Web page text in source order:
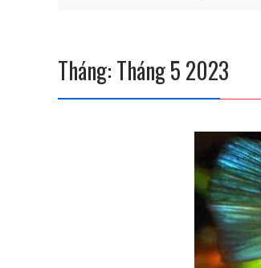
Tháng:Tháng 5 2023